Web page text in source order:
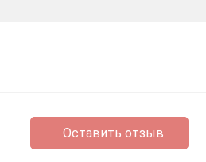
Оставить отзыв